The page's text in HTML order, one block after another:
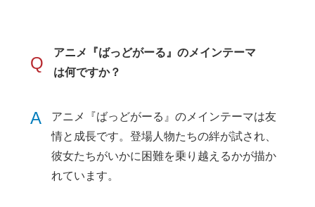
Q
アニメ『ばっどがーる』のメインテーマ
は何ですか？
A
アニメ『ばっどがーる』のメインテーマは友
情と成長です。登場人物たちの絆が試され、
彼女たちがいかに困難を乗り越えるかが描か
れています。